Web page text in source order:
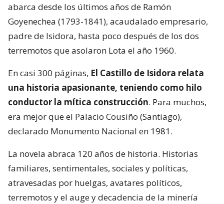
abarca desde los últimos años de Ramón
Goyenechea (1793-1841), acaudalado empresario,
padre de Isidora, hasta poco después de los dos
terremotos que asolaron Lota el año 1960.
En casi 300 páginas, El Castillo de Isidora relata
una historia apasionante, teniendo como hilo
conductor la mítica construcción. Para muchos,
era mejor que el Palacio Cousiño (Santiago),
declarado Monumento Nacional en 1981.
La novela abraca 120 años de historia. Historias
familiares, sentimentales, sociales y políticas,
atravesadas por huelgas, avatares políticos,
terremotos y el auge y decadencia de la minería